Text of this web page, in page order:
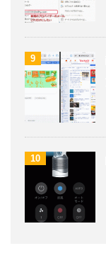
9
10